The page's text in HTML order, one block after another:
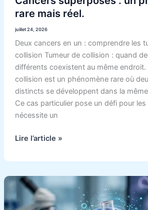
rare mais réel.
juillet 24, 2026
Deux cancers en un : comprendre les
collision Tumeur de collision : quand
différents coexistent au même endroit.
collision est un phénomène rare où
distincts se développent dans la
Ce cas particulier pose un défi pour
nécessite un
Lire l’article »
Un
nouveau
test